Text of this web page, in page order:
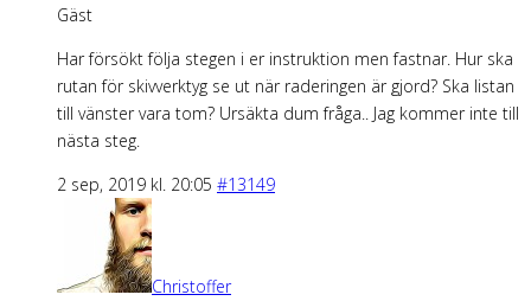
Gäst
Har försökt följa stegen i er instruktion men fastnar. Hur ska
rutan för skivverktyg se ut när raderingen är gjord? Ska listan
till vänster vara tom? Ursäkta dum fråga.. Jag kommer inte till
nästa steg.
2 sep, 2019 kl. 20:05 #13149
Christoffer